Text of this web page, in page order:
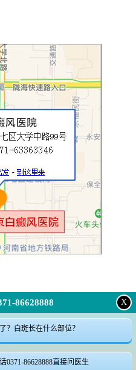
电话咨询|来院路线
63363346
86628888 X
？白斑长在什么部位？
0371-86628888直接问医生